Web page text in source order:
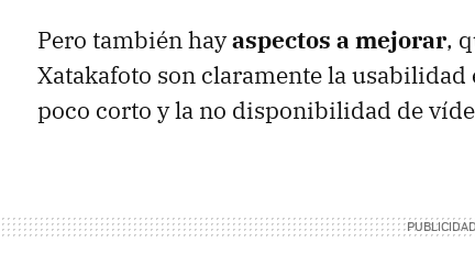
Pero también hayaspectos a mejorar,
Xatakafoto son claramente la
poco corto y la no disponibilidad de